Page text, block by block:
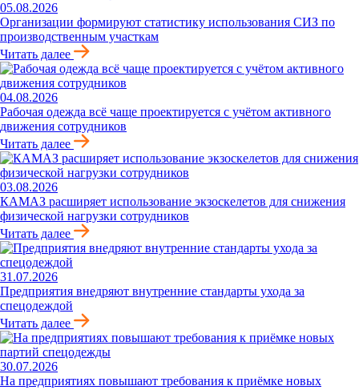
05.08.2026
Организации формируют статистику использования СИЗ по
производственным участкам
Читать далее
04.08.2026
Рабочая одежда всё чаще проектируется с учётом активного
движения сотрудников
Читать далее
03.08.2026
КАМАЗ расширяет использование экзоскелетов для снижения
физической нагрузки сотрудников
Читать далее
31.07.2026
Предприятия внедряют внутренние стандарты ухода за
спецодеждой
Читать далее
30.07.2026
На предприятиях повышают требования к приёмке новых